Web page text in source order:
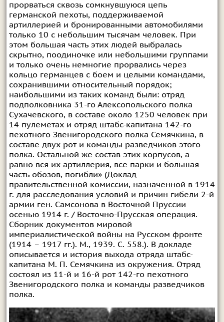
прорваться сквозь сомкнувшуюся цепь
германской пехоты, поддерживаемой
артиллерией и бронированными автомобилями
только 10 с небольшим тысячам человек. При
этом большая часть этих людей выбралась
скрытно, поодиночке или небольшими группами
и только очень немногие прорвались через
кольцо германцев с боем и целыми командами,
сохранившими относительный порядок;
наибольшими из таких команд были: отряд
подполковника 31-го Алексопольского полка
Сухачевского, в составе около 1250 человек при
14 пулеметах и отряд штабс-капитана 142-го
пехотного Звенигородского полка Семячкина, в
составе двух рот и команды разведчиков этого
полка. Остальной же состав этих корпусов, а
равно вся их артиллерия, все парки и большая
часть обозов, погибли» (Доклад
правительственной комиссии, назначенной в 1914
г. для расследования условий и причин гибели 2-й
армии ген. Самсонова в Восточной Пруссии
осенью 1914 г. / Восточно-Прусская операция.
Сборник документов мировой
империалистической войны на Русском фронте
(1914 – 1917 гг.). М., 1939. С. 558.). В докладе
описывается и история выхода отряда штабс-
капитана М. П. Семячкина из окружения. Отряд
состоял из 11-й и 16-й рот 142-го пехотного
Звенигородского полка и команды разведчиков
полка.